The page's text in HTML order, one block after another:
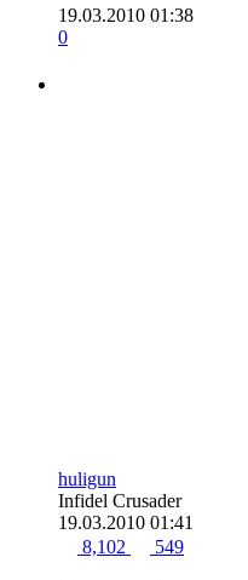
19.03.2010 01:38
0
huligun
Infidel Crusader
19.03.2010 01:41
8,102
549